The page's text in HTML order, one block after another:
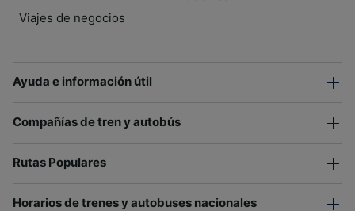
Viajes de negocios
Ayuda e información útil
Compañías de tren y autobús
Rutas Populares
Horarios de trenes y autobuses nacionales